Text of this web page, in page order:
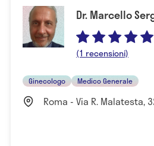
Dr. Marcello
(1 recensioni)
Ginecologo Medico Generale
Roma - Via R. Malatesta,